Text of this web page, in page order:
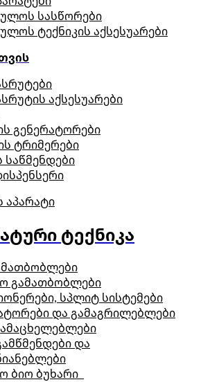
სასწორები
ტექნიკის აქსესუარები
აქსესუარები
გენერატორები
ტრიმერები
საწმენდები
აპარატი
ტექნიკა
გამათბობლები
სპლიტ სისტემები
და გამაგრილებლები
და
ბიო ბუხარი